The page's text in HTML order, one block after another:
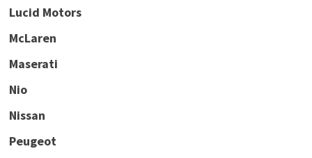
Lucid Motors
McLaren
Maserati
Nio
Nissan
Peugeot